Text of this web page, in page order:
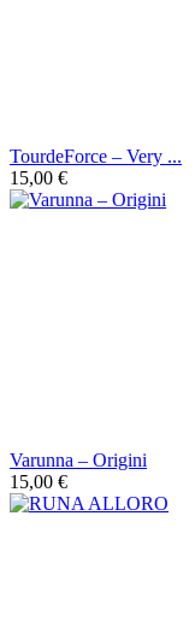
TourdeForce ‎– Very ...
15,00 €
Varunna ‎– Origini
15,00 €